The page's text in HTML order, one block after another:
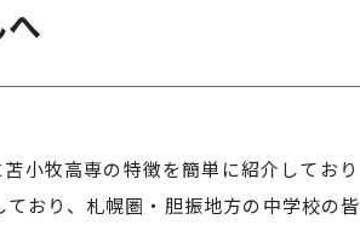
小牧高専の特徴を簡単に紹介しており
おり、札幌圏・胆振地方の中学校の皆